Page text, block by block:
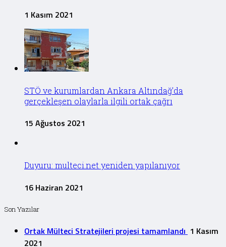
1 Kasım 2021
STÖ ve kurumlardan Ankara Altındağ’da
gerçekleşen olaylarla ilgili ortak çağrı
15 Ağustos 2021
Duyuru: multeci.net yeniden yapılanıyor
16 Haziran 2021
Son Yazılar
Ortak Mülteci Stratejileri projesi tamamlandı 1 Kasım
2021